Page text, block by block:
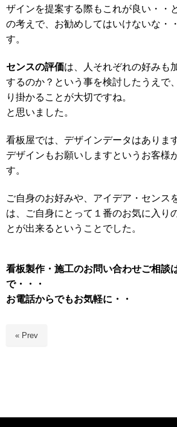
ザインを提案する際もこれが良い・・
の考えで、お勧めしてはいけないな・
す。
センスの評価は、人それぞれの好みも
するのか？という事を検討したうえで
り掛かることが大切ですね。
と思いました。
看板屋では、デザインデータはありま
デザインもお願いしますというお客様
す。
ご自身のお好みや、アイデア・センス
は、ご自身にとって１番のお気に入り
とが出来るということでした。
看板製作・施工のお問い合わせご相談
で・・・
お電話からでもお気軽に・・
« Prev